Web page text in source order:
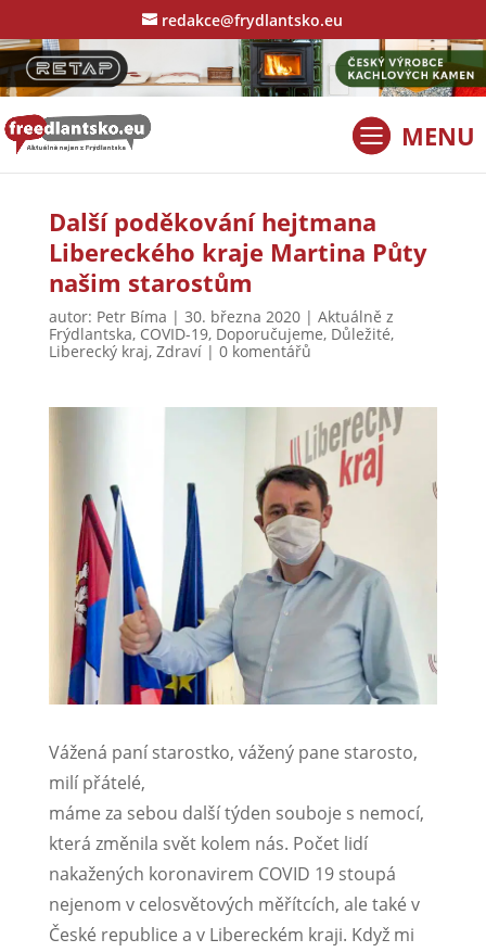
redakce@frydlantsko.eu
Další poděkování hejtmana
Libereckého kraje Martina Půty
našim starostům
autor: Petr Bíma | 30. března 2020| Aktuálně z
Frýdlantska, COVID-19, Doporučujeme, Důležité,
Liberecký kraj, Zdraví| 0 komentářů
Vážená paní starostko, vážený pane starosto,
milí přátelé,
máme za sebou další týden souboje s nemocí,
která změnila svět kolem nás. Počet lidí
nakažených koronavirem COVID 19 stoupá
nejenom v celosvětových měřítcích, ale také v
České republice a v Libereckém kraji. Když mi